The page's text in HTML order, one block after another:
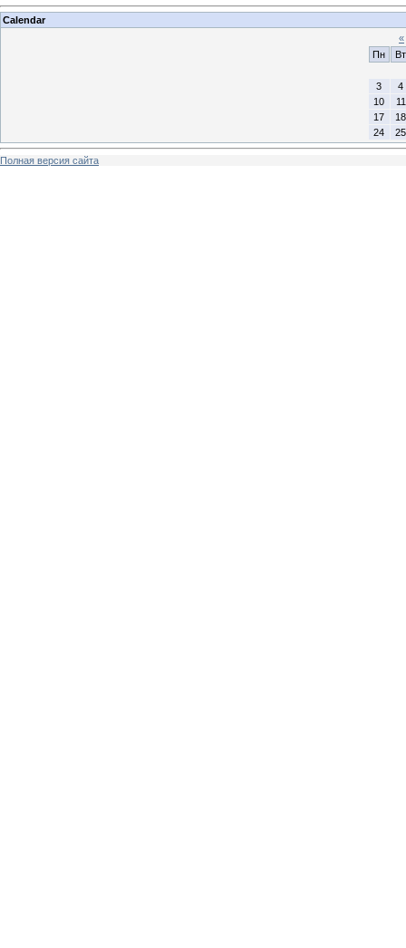
Calendar
«
Пн
Вт
3
4
10
11
17
18
24
25
Полная версия сайта